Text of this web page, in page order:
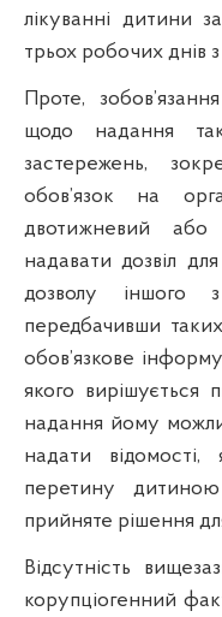
лікуванні дитини
трьох робочих днів
Проте,
щодо надання
застережень,
обов’язок на
двотижневий
надавати дозвіл
дозволу іншого
передбачивши
обов’язкове
якого вирішується
надання йому
надати відомості,
перетину
прийняте рішення
Відсутність
корупціогенний